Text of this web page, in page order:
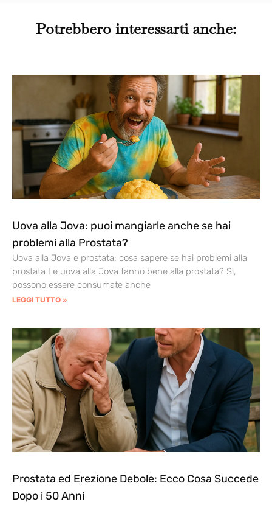
Potrebbero interessarti anche:
Uova alla Jova: puoi mangiarle anche se hai
problemi alla Prostata?
Uova alla Jova e prostata: cosa sapere se hai problemi alla
prostata Le uova alla Jova fanno bene alla prostata? Sì,
possono essere consumate anche
LEGGI TUTTO »
Prostata ed Erezione Debole: Ecco Cosa Succede
Dopo i 50 Anni